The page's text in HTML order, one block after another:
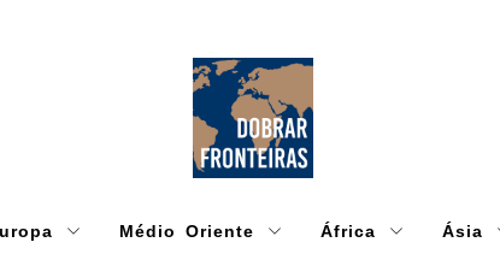
Médio Oriente África Ásia